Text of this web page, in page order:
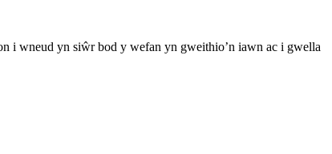
i wneud yn siŵr bod y wefan yn gweithio’n iawn ac i gwella